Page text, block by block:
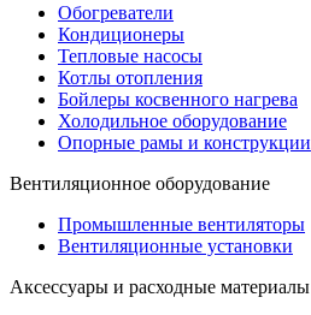
Обогреватели
Кондиционеры
Тепловые насосы
Котлы отопления
Бойлеры косвенного нагрева
Холодильное оборудование
Опорные рамы и конструкции
Вентиляционное оборудование
Промышленные вентиляторы
Вентиляционные установки
Аксессуары и расходные материалы